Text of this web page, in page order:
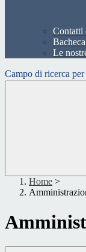
Contatti
Le
Campo di ricerca
Home >